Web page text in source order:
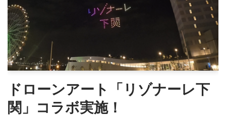
ドローンアート「リゾナーレ下
関」コラボ実施！